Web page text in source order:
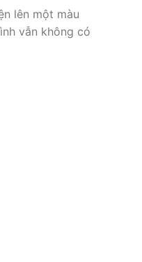
lên một màu
vẫn không có